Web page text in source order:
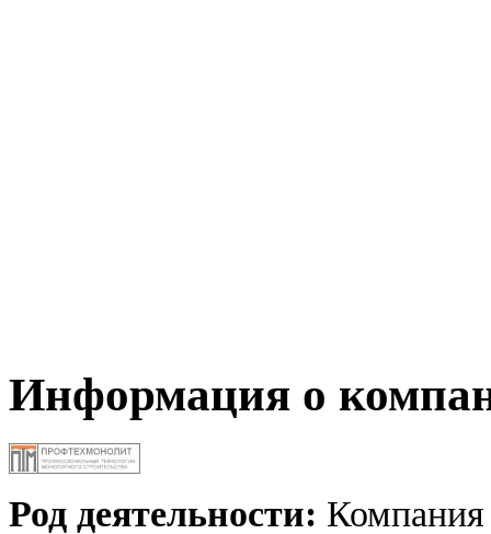
Информация о
Род деятельности: